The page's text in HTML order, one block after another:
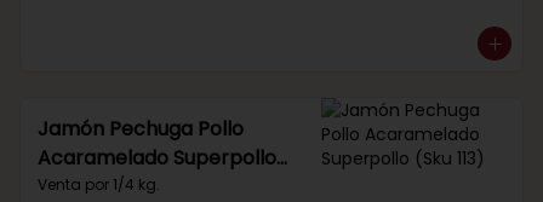
Jamón Pechuga Pollo
Acaramelado Superpollo
(Sku 113)
Venta por 1/4 kg.